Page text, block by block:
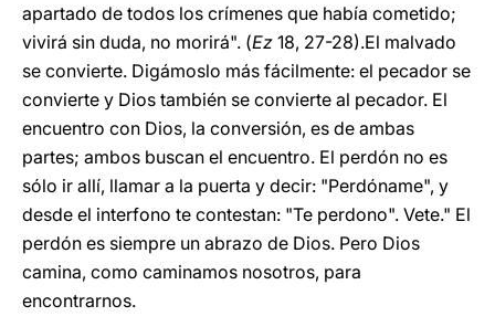
apartado de todos los crímenes que había cometido;
vivirá sin duda, no morirá". (Ez 18, 27-28).El malvado
se convierte. Digámoslo más fácilmente: el pecador se
convierte y Dios también se convierte al pecador. El
encuentro con Dios, la conversión, es de ambas
partes; ambos buscan el encuentro. El perdón no es
sólo ir allí, llamar a la puerta y decir: "Perdóname", y
desde el interfono te contestan: "Te perdono". Vete." El
perdón es siempre un abrazo de Dios. Pero Dios
camina, como caminamos nosotros, para
encontrarnos.